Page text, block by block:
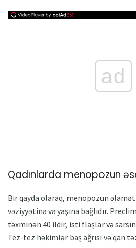
ad
Qadınlarda menopozun
Bir qayda olaraq, menopozun
vəziyyətinə və yaşına bağlıdır.
təxminən 40 ildir, isti flaşlar və
Tez-tez həkimlər baş ağrısı və qan